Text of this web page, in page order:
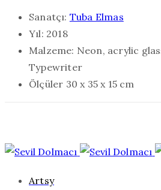
Sanatçı: Tuba Elmas
Yıl: 2018
Malzeme: Neon, acrylic
Typewriter
Ölçüler 30 x 35 x 15 cm
Artsy